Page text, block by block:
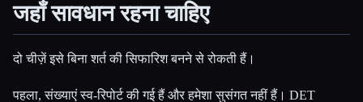
जहाँ सावधान रहना चाहिए
दो चीज़ें इसे बिना शर्त की सिफारिश बनने से रोकती हैं।
पहला, संख्याएं स्व-रिपोर्ट की गई हैं और हमेशा सुसंगत नहीं हैं। DET